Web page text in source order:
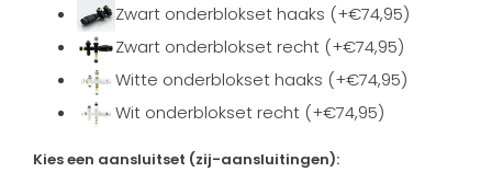
Zwart onderblokset haaks (+€74,95)
Zwart onderblokset recht (+€74,95)
Witte onderblokset haaks (+€74,95)
Wit onderblokset recht (+€74,95)
Kies een aansluitset (zij-aansluitingen):